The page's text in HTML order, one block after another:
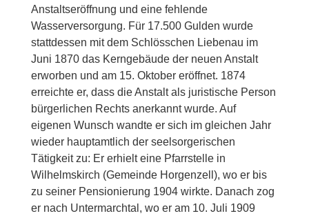
Anstaltseröffnung und eine fehlende
Wasserversorgung. Für 17.500 Gulden wurde
stattdessen mit dem Schlösschen Liebenau im
Juni 1870 das Kerngebäude der neuen Anstalt
erworben und am 15. Oktober eröffnet. 1874
erreichte er, dass die Anstalt als juristische Person
bürgerlichen Rechts anerkannt wurde. Auf
eigenen Wunsch wandte er sich im gleichen Jahr
wieder hauptamtlich der seelsorgerischen
Tätigkeit zu: Er erhielt eine Pfarrstelle in
Wilhelmskirch (Gemeinde Horgenzell), wo er bis
zu seiner Pensionierung 1904 wirkte. Danach zog
er nach Untermarchtal, wo er am 10. Juli 1909